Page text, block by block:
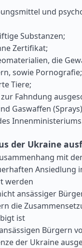
und
Substanzen;
Zertifikat;
die
sowie Pornografie;
Tiere;
Fahndung
Gaswaffen
der Ukraine
mit
Ansiedlung
werden
ansässiger
die
ist
Bürgern
der Ukraine